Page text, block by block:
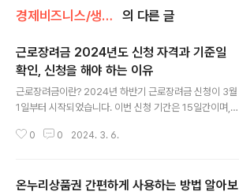
경제비즈니스/생활경제 의 다른 글
근로장려금 2024년도 신청 자격과 기준일
확인, 신청을 해야 하는 이유
근로장려금이란? 2024년 하반기 근로장려금 신청이 3월
1일부터 시작되었습니다. 이번 신청 기간은 15일간이며,
준 이하의 저소득층을 대상으로 지원하는 제도입니다. 근
하고 실질소득을 지원하기 위한 근로연계형 소득지원 제도
0 0 2024. 3. 6.
온누리상품권 간편하게 사용하는 방법 알아보